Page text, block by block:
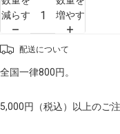
減らす
増やす
配送について
全国一律800円。
5,000円（税込）以上のご